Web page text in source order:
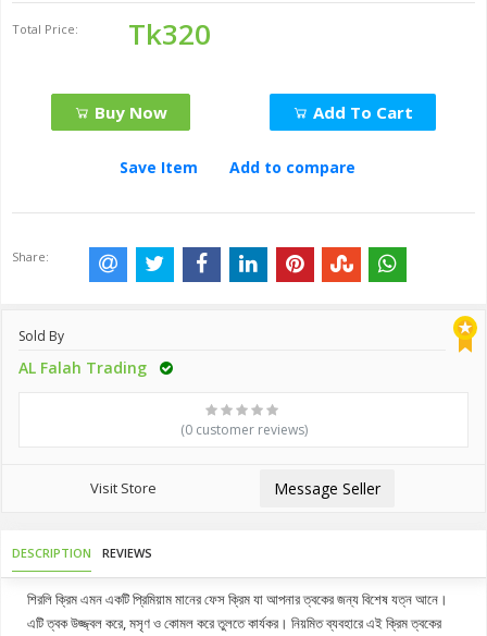
Total Price: Tk320
Buy Now Add To Cart
Save Item Add to compare
Share:
Sold By
AL Falah Trading
(0 customer reviews)
Visit Store Message Seller
DESCRIPTION REVIEWS
শিরলি ক্রিম এমন একটি প্রিমিয়াম মানের ফেস ক্রিম যা আপনার ত্বকের জন্য বিশেষ যত্ন আনে।
এটি ত্বক উজ্জ্বল করে, মসৃণ ও কোমল করে তুলতে কার্যকর। নিয়মিত ব্যবহারে এই ক্রিম ত্বকের